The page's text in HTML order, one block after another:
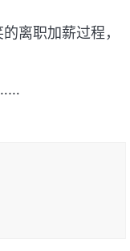
离职加薪过程，